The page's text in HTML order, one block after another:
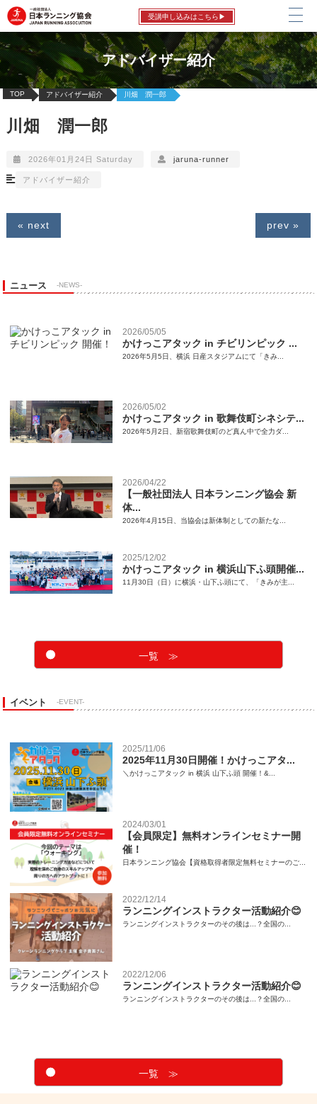
受講申し込みはこちら▶
アドバイザー紹介
TOP アドバイザー紹介 川畑 潤一郎
川畑 潤一郎
2026年01月24日 Saturday jaruna-runner
アドバイザー紹介
« next prev »
ニュース -NEWS-
2026/05/05
かけっこアタック in チビリンピック ...
2026年5月5日、横浜 日産スタジアムにて「きみ...
2026/05/02
かけっこアタック in 歌舞伎町シネシテ...
2026年5月2日、新宿歌舞伎町のど真ん中で全力ダ...
2026/04/22
【一般社団法人 日本ランニング協会 新
体...
2026年4月15日、当協会は新体制としての新たな...
2025/12/02
かけっこアタック in 横浜山下ふ頭開催...
11月30日（日）に横浜・山下ふ頭にて、「きみが主...
一覧 ≫
イベント -EVENT-
2025/11/06
2025年11月30日開催！かけっこアタ...
＼かけっこアタック in 横浜 山下ふ頭 開催！&...
2024/03/01
【会員限定】無料オンラインセミナー開
催！
日本ランニング協会【資格取得者限定無料セミナーのご...
2022/12/14
ランニングインストラクター活動紹介😊
ランニングインストラクターのその後は...？全国の...
2022/12/06
ランニングインストラクター活動紹介😊
ランニングインストラクターのその後は...？全国の...
一覧 ≫